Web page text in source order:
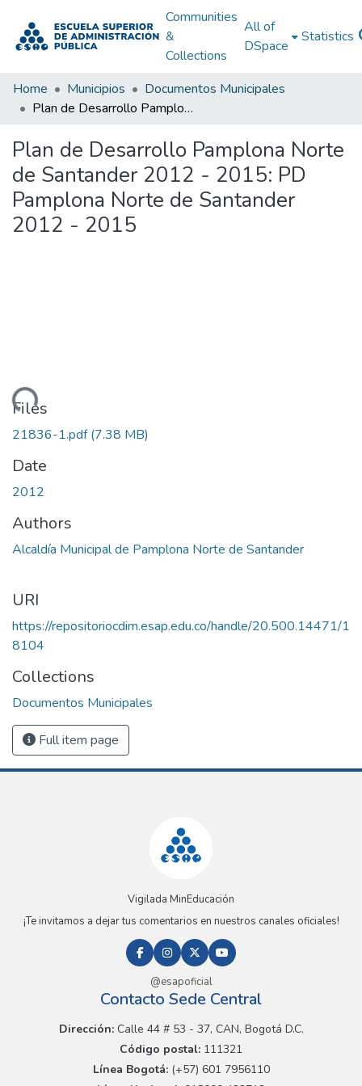
Communities
&
Collections
All of
DSpace
Statistics
Home Municipios
Documentos Municipales
Plan de Desarrollo Pamplona Norte de Santander 2012 - 2015: PD Pamplona Norte de Santander 2012 - 2015
Plan de Desarrollo Pamplona Norte
de Santander 2012 - 2015: PD
Pamplona Norte de Santander
2012 - 2015
Files
21836-1.pdf(7.38 MB)
Date
2012
Authors
Alcaldía Municipal de Pamplona Norte de Santander
URI
https://repositoriocdim.esap.edu.co/handle/20.500.14471/1
8104
Collections
Documentos Municipales
Full item page
Vigilada MinEducación
¡Te invitamos a dejar tus comentarios en nuestros canales oficiales!
@esapoficial
Contacto Sede Central
Dirección:Calle 44 # 53 - 37, CAN, Bogotá D.C.
Código postal: 111321
Línea Bogotá:(+57) 601 7956110